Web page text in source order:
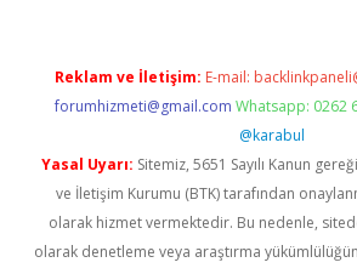
Reklam ve İletişim: E-mail:
forumhizmeti@gmail.com Whatsapp: 0262
@karabul
Yasal Uyarı: Sitemiz, 5651 Sayılı Kanun
ve İletişim Kurumu (BTK) tarafından
olarak hizmet vermektedir. Bu nedenle,
olarak denetleme veya araştırma